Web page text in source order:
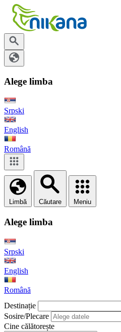
Alege limba
Srpski
English
Română
Limbă Căutare Meniu
Alege limba
Srpski
English
Română
Destinație
Sosire/Plecare
Cine călătorește